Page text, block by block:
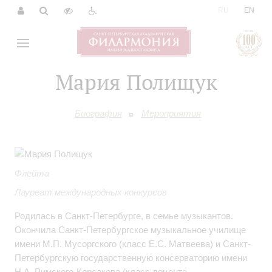
EN
Мария Полищук
Биография Мероприятия
Флейта
Лауреат международных конкурсов
Родилась в Санкт-Петербурге, в семье музыкантов.
Окончила Санкт-Петербургское музыкальное училище
имени М.П. Мусоргского (класс Е.С. Матвеева) и Санкт-
Петербургскую государственную консерваторию имени